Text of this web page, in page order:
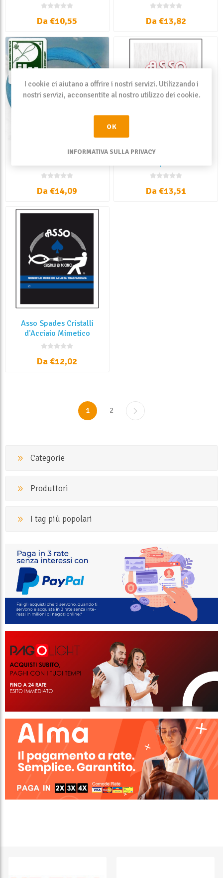
Da €10,55 Da €13,82
Asso Pilu Celeste
Da €14,09
Asso Polyasteel Neutro
Trasparente
Da €13,51
Asso Spades Cristalli
d'Acciaio Mimetico
Multicolore
Da €12,02
1 2
Categorie
Produttori
I tag più popolari
I cookie ci aiutano a offrire i nostri servizi. Utilizzando i
nostri servizi, acconsentite al nostro utilizzo dei cookie.
OK
INFORMATIVA SULLA PRIVACY